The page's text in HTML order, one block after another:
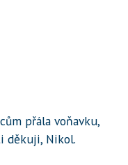
přála voňavku,
děkuji, Nikol.